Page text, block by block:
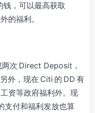
，可以最高获取
的福利。
次 Direct Deposit，
外，现在 Citi 的 DD 有
资等政府福利外。现
支付和福利发放也算